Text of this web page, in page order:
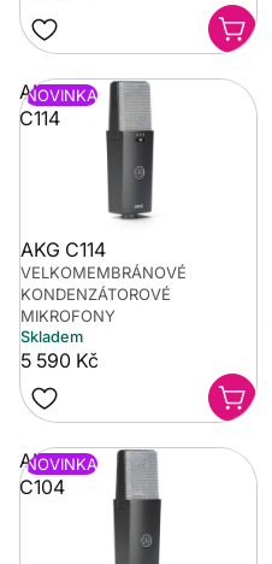
AKG
C114
NOVINKA
AKG C114
VELKOMEMBRÁNOVÉ
KONDENZÁTOROVÉ
MIKROFONY
Skladem
5 590 Kč
AKG
C104
NOVINKA